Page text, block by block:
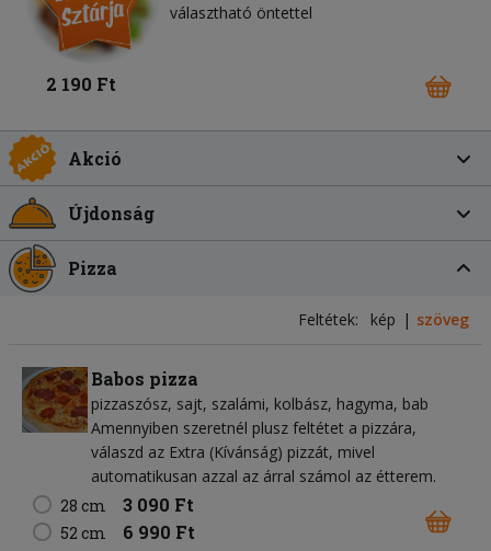
választható öntettel
2 190 Ft
Akció
Újdonság
Pizza
Feltétek: kép szöveg
Babos pizza
pizzaszósz sajt szalámi kolbász hagyma bab
Amennyiben szeretnél plusz feltétet a pizzára,
válaszd az Extra (Kívánság) pizzát, mivel
automatikusan azzal az árral számol az étterem.
28 cm
3 090 Ft
52 cm 6 990 Ft